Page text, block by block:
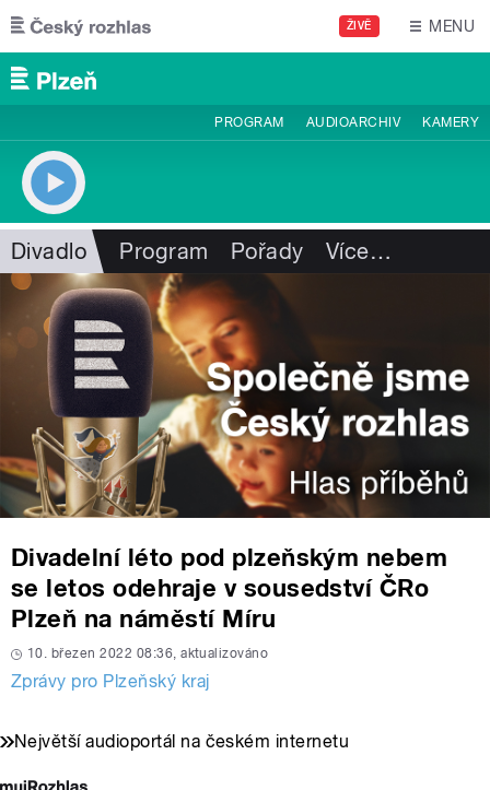
Přejít k hlavnímu obsahu
ŽIVĚ MENU
PROGRAM AUDIOARCHIV KAMERY
Divadlo Program Pořady Více…
Divadelní léto pod plzeňským nebem
se letos odehraje v sousedství ČRo
Plzeň na náměstí Míru
10. březen 2022 08:36, aktualizováno
Zprávy pro Plzeňský kraj
Největší audioportál na českém internetu